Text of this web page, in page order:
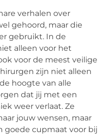
verhalen over
gehoord, maar die
gebruikt. In de
alleen voor het
voor de meest veilige
zijn niet alleen
hoogte van alle
dat jij met een
weer verlaat. Ze
jouw wensen, maar
goede cupmaat voor bij